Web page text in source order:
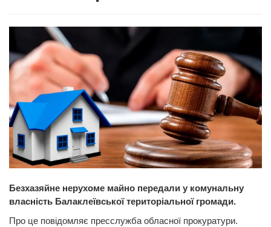
Безхазяйне нерухоме майно передали у комунальну
власність Балаклеївської територіальної громади.
Про це повідомляє пресслужба обласної прокуратури.